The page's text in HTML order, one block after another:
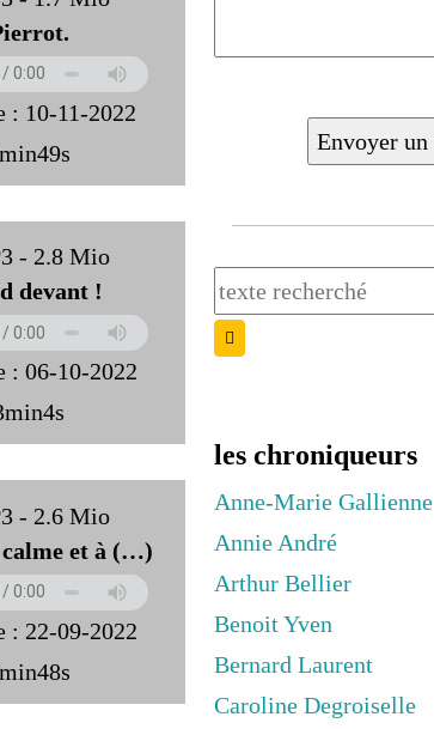
: 10-11-2022
devant !
: 06-10-2022
et à (…)
: 22-09-2022
les chroniqueurs
Anne-Marie Gallienne
Annie André
Arthur Bellier
Benoit Yven
Bernard Laurent
Caroline Degroiselle